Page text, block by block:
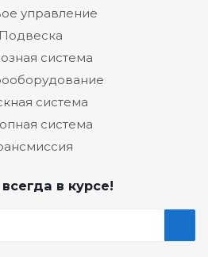
управление
Подвеска
система
система
система
в курсе!